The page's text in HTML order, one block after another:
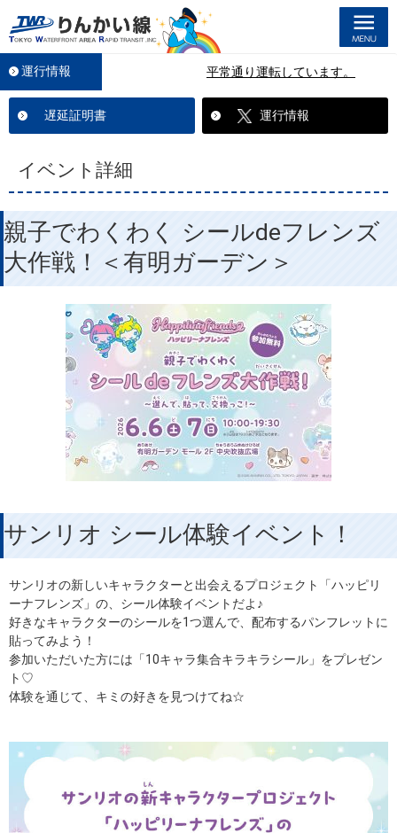
運行情報 平常通り運転しています。
遅延証明書 運行情報
イベント詳細
親子でわくわく シールdeフレンズ
大作戦！＜有明ガーデン＞
サンリオ シール体験イベント！
サンリオの新しいキャラクターと出会えるプロジェクト「ハッピリ
ーナフレンズ」の、シール体験イベントだよ♪
好きなキャラクターのシールを1つ選んで、配布するパンフレットに
貼ってみよう！
参加いただいた方には「10キャラ集合キラキラシール」をプレゼン
ト♡
体験を通じて、キミの好きを見つけてね☆